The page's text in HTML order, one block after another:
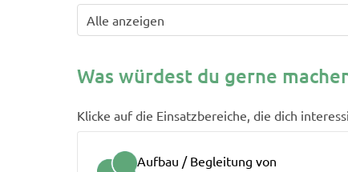
Was würdest du gerne
Klicke auf die Einsatzbereiche, die dich
Aufbau / Begleitung von